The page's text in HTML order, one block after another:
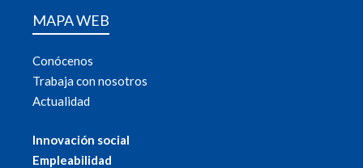
MAPA WEB
Conócenos
Trabaja con nosotros
Actualidad
Innovación social
Empleabilidad